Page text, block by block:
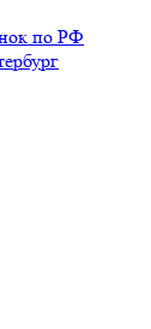
по РФ